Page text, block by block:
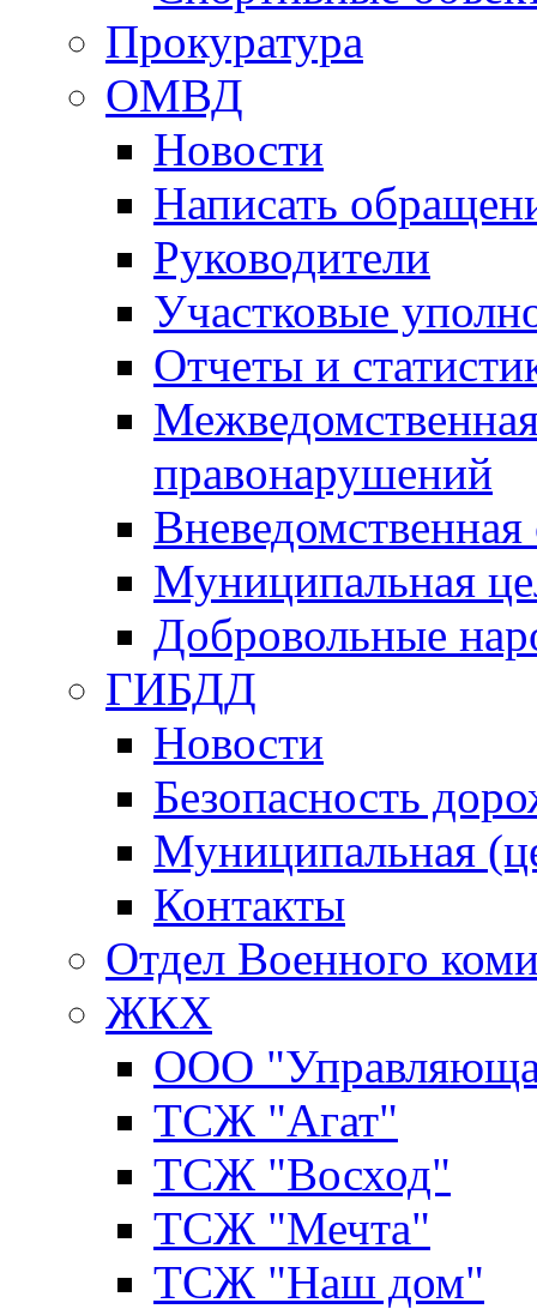
Прокуратура
ОМВД
Новости
Написать
Руководители
Участковые
Отчеты и
правонарушений
Вневедомственная
Муниципальная
Добровольные
ГИБДД
Новости
Безопасность
Муниципальная
Контакты
Отдел Военного
ЖКХ
ООО
ТСЖ "Агат"
ТСЖ "Восход"
ТСЖ "Мечта"
ТСЖ "Наш дом"